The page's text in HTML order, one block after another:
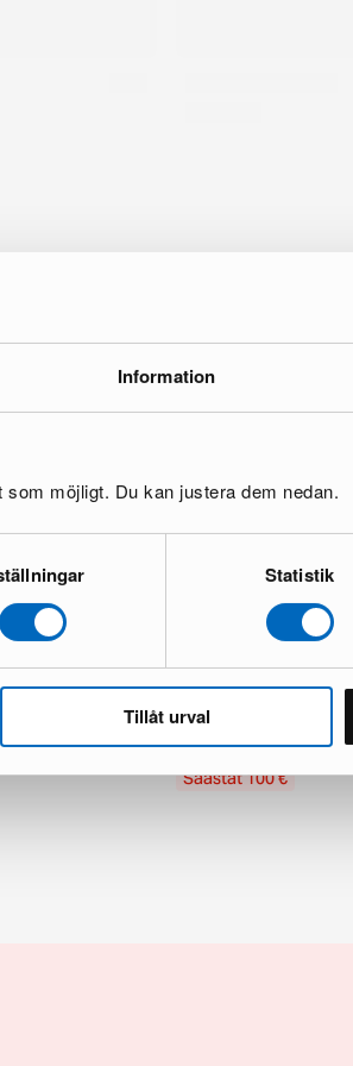
Information
möjligt. Du kan justera dem nedan.
Statistik
Tillåt urval1 varastossa · Upouusi kunto
180 € 280 €
Säästät 100 €